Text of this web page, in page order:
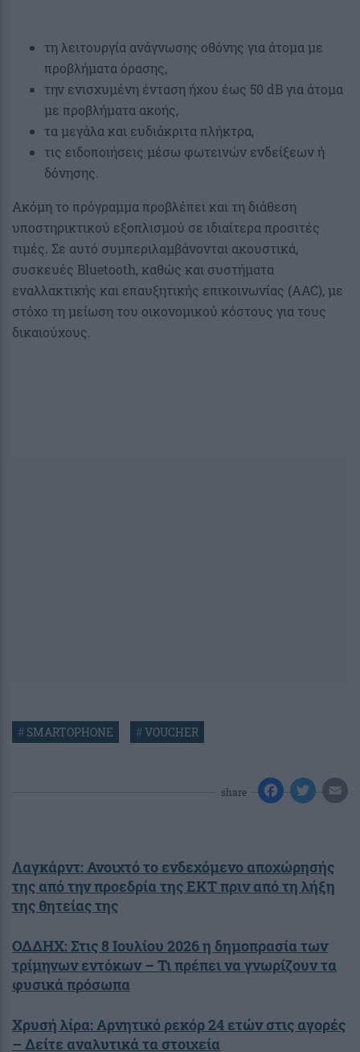
τη λειτουργία ανάγνωσης οθόνης για άτομα με
προβλήματα όρασης,
την ενισχυμένη ένταση ήχου έως 50 dB για άτομα
με προβλήματα ακοής,
τα μεγάλα και ευδιάκριτα πλήκτρα,
τις ειδοποιήσεις μέσω φωτεινών ενδείξεων ή
δόνησης.
Ακόμη το πρόγραμμα προβλέπει και τη διάθεση
υποστηρικτικού εξοπλισμού σε ιδιαίτερα προσιτές
τιμές. Σε αυτό συμπεριλαμβάνονται ακουστικά,
συσκευές Bluetooth, καθώς και συστήματα
εναλλακτικής και επαυξητικής επικοινωνίας (AAC), με
στόχο τη μείωση του οικονομικού κόστους για τους
δικαιούχους.
# SMARTOPHONE #VOUCHER
share
Λαγκάρντ: Ανοιχτό το ενδεχόμενο αποχώρησής
της από την προεδρία της ΕΚΤ πριν από τη λήξη
της θητείας της
ΟΔΔΗΧ: Στις 8 Ιουλίου 2026 η δημοπρασία των
τρίμηνων εντόκων – Τι πρέπει να γνωρίζουν τα
φυσικά πρόσωπα
Χρυσή λίρα: Αρνητικό ρεκόρ 24 ετών στις αγορές
– Δείτε αναλυτικά τα στοιχεία